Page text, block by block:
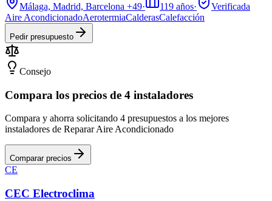
Málaga, Madrid, Barcelona +49· 119 años·
Verificada
Aire AcondicionadoAerotermiaCalderasCalefacción
Pedir presupuesto
Consejo
Compara los precios de 4 instaladores
Compara y ahorra solicitando 4 presupuestos a los mejores
instaladores de Reparar Aire Acondicionado
Comparar precios
CE
CEC Electroclima